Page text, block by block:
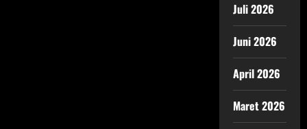
Juli 2026
Juni 2026
April 2026
Maret 2026